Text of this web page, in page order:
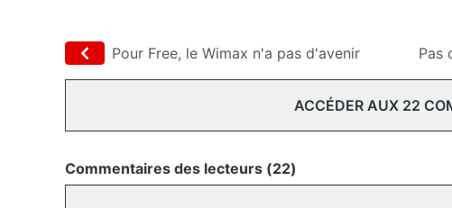
Pour Free, le Wimax n'a pas d'avenir Pas
ACCÉDER AUX 22
Commentaires des lecteurs (22)